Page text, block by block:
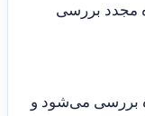
مجدد بررسی
بررسی می‌شود و